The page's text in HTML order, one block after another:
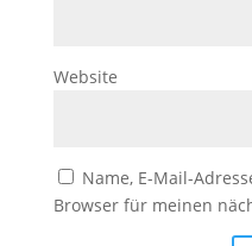
Website
Name, E-Mail-
Browser für meinen